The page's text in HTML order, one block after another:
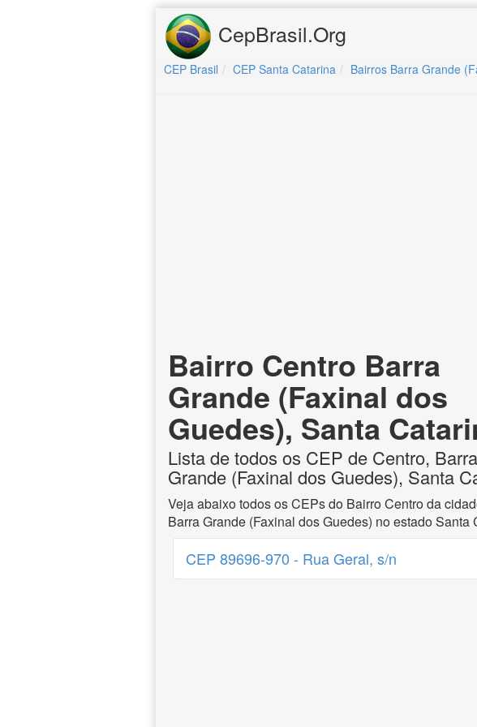
CepBrasil.Org
CEP Brasil CEP Santa Catarina Bairros Barra Grande
Bairro Centro Barra
Grande (Faxinal dos
Guedes), Santa
Lista de todos os CEP de Centro, Barra
Grande (Faxinal dos Guedes), Santa
Veja abaixo todos os CEPs do Bairro Centro da
Barra Grande (Faxinal dos Guedes) no estado Santa
CEP 89696-970 - Rua Geral, s/n